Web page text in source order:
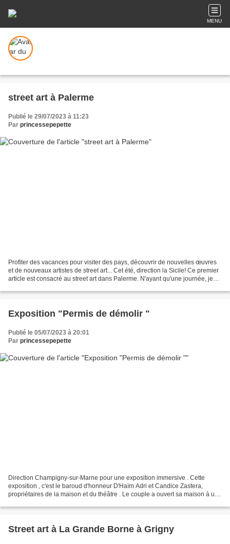
MENU
street art à Palerme
Publié le 29/07/2023 à 11:23
Par princessepepette
Profiter des vacances pour visiter des pays, découvrir de nouvelles œuvres
et de nouveaux artistes de street art... Cet été, direction la Sicile! Ce premier
article est consacré au street art dans Palerme. N'ayant qu'une journée, je
Exposition "Permis de démolir "
Publié le 05/07/2023 à 20:01
Par princessepepette
Direction Champigny-sur-Marne pour une exposition immersive . Cette
exposition , c'est le baroud d'honneur D'Haïm Adri et Candice Zastera,
propriétaires de la maison et du théâtre . Le couple a ouvert sa maison à une
Street art à La Grande Borne à Grigny